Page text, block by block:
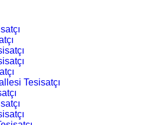
Tesisatçı